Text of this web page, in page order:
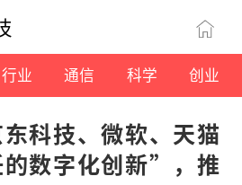
行业 通信 科学 创业
科技、微软、天猫
数字化创新”，推